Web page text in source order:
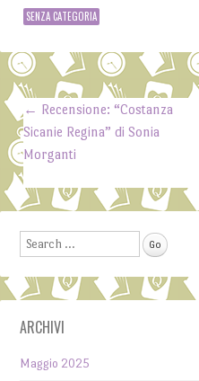
SENZA CATEGORIA
Post
← Recensione: “Costanza
Sicanie Regina” di Sonia
Morganti
Search
ARCHIVI
Maggio 2025